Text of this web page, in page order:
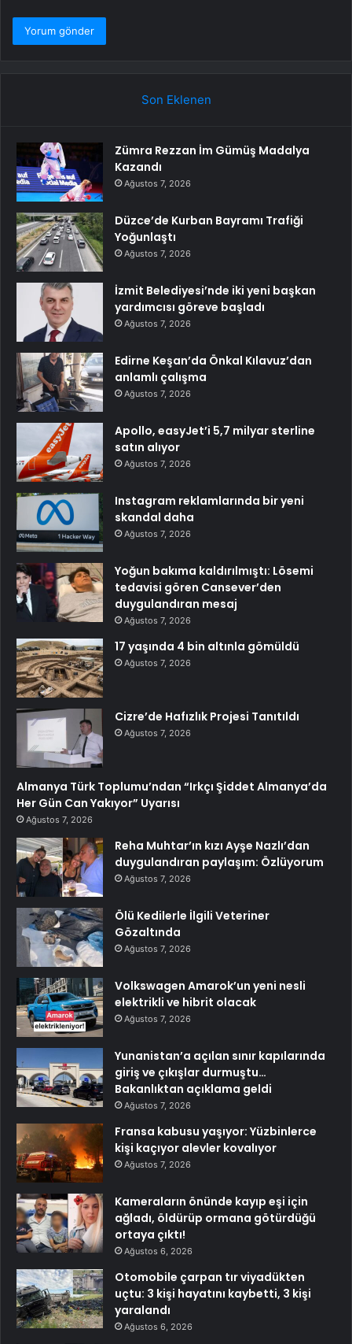
Son Eklenen
Zümra Rezzan İm Gümüş Madalya
Kazandı
Ağustos 7, 2026
Düzce’de Kurban Bayramı Trafiği
Yoğunlaştı
Ağustos 7, 2026
İzmit Belediyesi’nde iki yeni başkan
yardımcısı göreve başladı
Ağustos 7, 2026
Edirne Keşan’da Önkal Kılavuz’dan
anlamlı çalışma
Ağustos 7, 2026
Apollo, easyJet’i 5,7 milyar sterline
satın alıyor
Ağustos 7, 2026
Instagram reklamlarında bir yeni
skandal daha
Ağustos 7, 2026
Yoğun bakıma kaldırılmıştı: Lösemi
tedavisi gören Cansever’den
duygulandıran mesaj
Ağustos 7, 2026
17 yaşında 4 bin altınla gömüldü
Ağustos 7, 2026
Cizre’de Hafızlık Projesi Tanıtıldı
Ağustos 7, 2026
Almanya Türk Toplumu’ndan “Irkçı Şiddet Almanya’da
Her Gün Can Yakıyor” Uyarısı
Ağustos 7, 2026
Reha Muhtar’ın kızı Ayşe Nazlı’dan
duygulandıran paylaşım: Özlüyorum
Ağustos 7, 2026
Ölü Kedilerle İlgili Veteriner
Gözaltında
Ağustos 7, 2026
Volkswagen Amarok’un yeni nesli
elektrikli ve hibrit olacak
Ağustos 7, 2026
Yunanistan’a açılan sınır kapılarında
giriş ve çıkışlar durmuştu…
Bakanlıktan açıklama geldi
Ağustos 7, 2026
Fransa kabusu yaşıyor: Yüzbinlerce
kişi kaçıyor alevler kovalıyor
Ağustos 7, 2026
Kameraların önünde kayıp eşi için
ağladı, öldürüp ormana götürdüğü
ortaya çıktı!
Ağustos 6, 2026
Otomobile çarpan tır viyadükten
uçtu: 3 kişi hayatını kaybetti, 3 kişi
yaralandı
Ağustos 6, 2026